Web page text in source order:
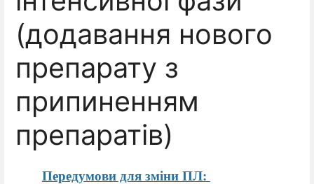
(додавання нового
препарату з
припиненням
препаратів)
Передумови для зміни ПЛ: